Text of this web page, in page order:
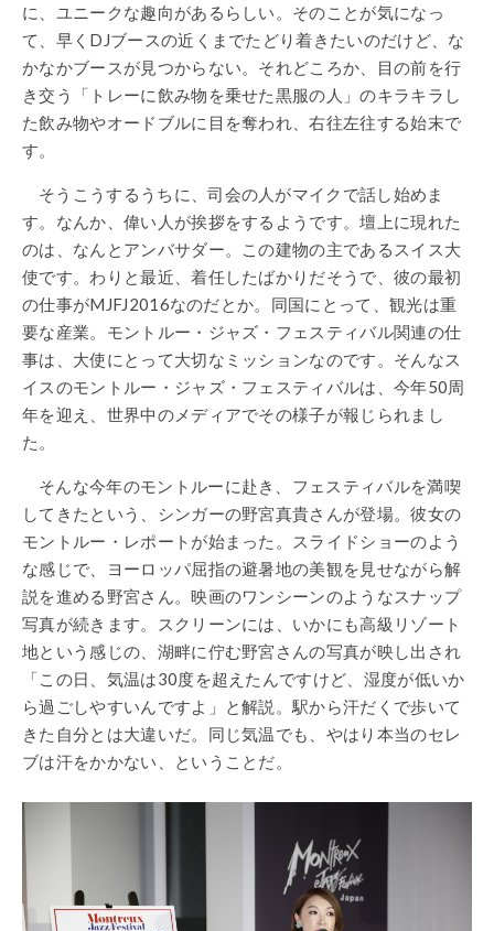
に、ユニークな趣向があるらしい。そのことが気になっ
て、早くDJブースの近くまでたどり着きたいのだけど、な
かなかブースが見つからない。それどころか、目の前を行
き交う「トレーに飲み物を乗せた黒服の人」のキラキラし
た飲み物やオードブルに目を奪われ、右往左往する始末で
す。
そうこうするうちに、司会の人がマイクで話し始めま
す。なんか、偉い人が挨拶をするようです。壇上に現れた
のは、なんとアンバサダー。この建物の主であるスイス大
使です。わりと最近、着任したばかりだそうで、彼の最初
の仕事がMJFJ2016なのだとか。同国にとって、観光は重
要な産業。モントルー・ジャズ・フェスティバル関連の仕
事は、大使にとって大切なミッションなのです。そんなス
イスのモントルー・ジャズ・フェスティバルは、今年50周
年を迎え、世界中のメディアでその様子が報じられまし
た。
そんな今年のモントルーに赴き、フェスティバルを満喫
してきたという、シンガーの野宮真貴さんが登場。彼女の
モントルー・レポートが始まった。スライドショーのよう
な感じで、ヨーロッパ屈指の避暑地の美観を見せながら解
説を進める野宮さん。映画のワンシーンのようなスナップ
写真が続きます。スクリーンには、いかにも高級リゾート
地という感じの、湖畔に佇む野宮さんの写真が映し出され
「この日、気温は30度を超えたんですけど、湿度が低いか
ら過ごしやすいんですよ」と解説。駅から汗だくで歩いて
きた自分とは大違いだ。同じ気温でも、やはり本当のセレ
ブは汗をかかない、ということだ。